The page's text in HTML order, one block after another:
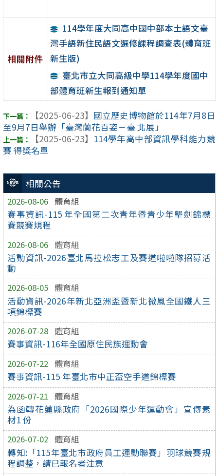
相關公告
2026-08-06 體育組
賽事資訊-115 年全國第二次青年暨青少年擊劍錦標
賽競賽規程
2026-08-06 體育組
活動資訊-2026臺北馬拉松志工及賽道啦啦隊招募活
動
2026-08-05 體育組
活動資訊-2026年新北亞洲盃暨新北微風全國鐵人三
項錦標賽
2026-07-28 體育組
賽事資訊-116年全國原住民族運動會
2026-07-22 體育組
賽事資訊-115 年臺北市中正盃空手道錦標賽
2026-07-21 體育組
為函轉花蓮縣政府「2026國際少年運動會」宣傳素
材1 份
2026-07-02 體育組
轉知:「115年臺北市政府員工運動聯賽」羽球競賽規
程調整，請已報名者注意
相關附件
114學年度大同高中國中部本土語文臺
灣手語新住民語文選修課程調查表(體育班
新生版)
臺北市立大同高級中學114學年度國中
部體育班新生報到通知單
【2025-06-23】 國立歷史博物館於114年7月8日
至9月7日舉辦「臺灣蘭花百姿－臺 北展」
【2025-06-23】 114學年高中部資訊學科能力競
賽 得獎名單